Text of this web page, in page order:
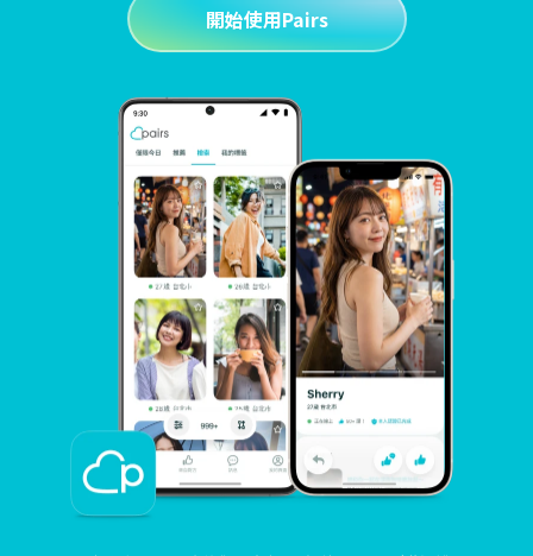
開始使用Pairs